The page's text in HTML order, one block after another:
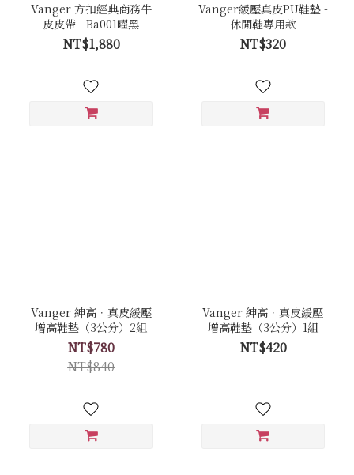
Vanger 方扣經典商務牛
皮皮帶 - Ba001曜黑
NT$1,880
Vanger緩壓真皮PU鞋墊 -
休閒鞋專用款
NT$320
Vanger 紳高．真皮緩壓
增高鞋墊（3公分）2組
NT$780
NT$840
Vanger 紳高．真皮緩壓
增高鞋墊（3公分）1組
NT$420